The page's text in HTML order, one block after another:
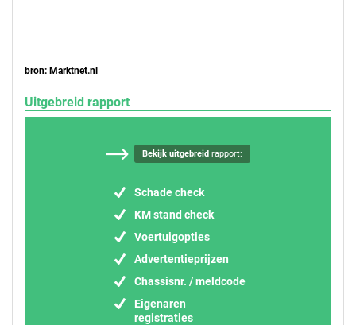
bron: Marktnet.nl
Uitgebreid rapport
Bekijk uitgebreidrapport:
Schade check
KM stand check
Voertuigopties
Advertentieprijzen
Chassisnr. / meldcode
Eigenaren
registraties